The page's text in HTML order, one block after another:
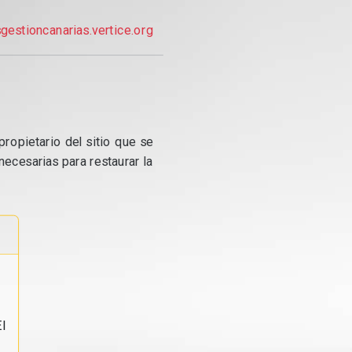
del sitio que se
para restaurar la